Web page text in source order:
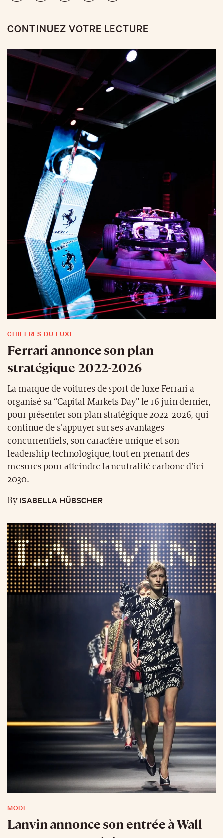
CONTINUEZ VOTRE LECTURE
CHIFFRES DU LUXE
Ferrari annonce son plan
stratégique 2022-2026
La marque de voitures de sport de luxe Ferrari a
organisé sa “Capital Markets Day” le 16 juin dernier,
pour présenter son plan stratégique 2022-2026, qui
continue de s’appuyer sur ses avantages
concurrentiels, son caractère unique et son
leadership technologique, tout en prenant des
mesures pour atteindre la neutralité carbone d’ici
2030.
ByISABELLA HÜBSCHER
MODE
Lanvin annonce son entrée à Wall